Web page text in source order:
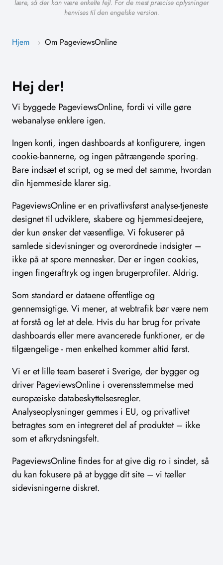
lære, så der kan være enkelte fejl. For de mest præcise oplysninger
henvises til den engelske version.
Hjem › Om PageviewsOnline
Hej der!
Vi byggede PageviewsOnline, fordi vi ville gøre
webanalyse enklere igen.
Ingen konti, ingen dashboards at konfigurere, ingen
cookie-bannerne, og ingen påtrængende sporing.
Bare indsæt et script, og se med det samme, hvordan
din hjemmeside klarer sig.
PageviewsOnline er en privatlivsførst analyse-tjeneste
designet til udviklere, skabere og hjemmesideejere,
der kun ønsker det væsentlige. Vi fokuserer på
samlede sidevisninger og overordnede indsigter –
ikke på at spore mennesker. Der er ingen cookies,
ingen fingeraftryk og ingen brugerprofiler. Aldrig.
Som standard er dataene offentlige og
gennemsigtige. Vi mener, at webtrafik bør være nem
at forstå og let at dele. Hvis du har brug for private
dashboards eller mere avancerede funktioner, er de
tilgængelige - men enkelhed kommer altid først.
Vi er et lille team baseret i Sverige, der bygger og
driver PageviewsOnline i overensstemmelse med
europæiske databeskyttelsesregler.
Analyseoplysninger gemmes i EU, og privatlivet
betragtes som en integreret del af produktet – ikke
som et afkrydsningsfelt.
PageviewsOnline findes for at give dig ro i sindet, så
du kan fokusere på at bygge dit site – vi tæller
sidevisningerne diskret.